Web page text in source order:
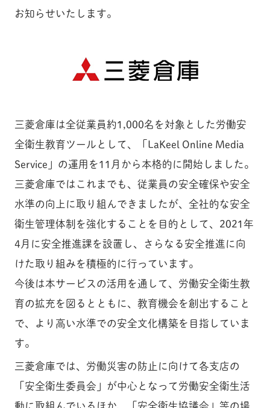
お知らせいたします。
三菱倉庫は全従業員約1,000名を対象とした労働安
全衛生教育ツールとして、「LaKeel Online Media
Service」の運用を11月から本格的に開始しました。
三菱倉庫ではこれまでも、従業員の安全確保や安全
水準の向上に取り組んできましたが、全社的な安全
衛生管理体制を強化することを目的として、2021年
4月に安全推進課を設置し、さらなる安全推進に向
けた取り組みを積極的に行っています。
今後は本サービスの活用を通して、労働安全衛生教
育の拡充を図るとともに、教育機会を創出すること
で、より高い水準での安全文化構築を目指していま
す。
三菱倉庫では、労働災害の防止に向けて各支店の
「安全衛生委員会」が中心となって労働安全衛生活